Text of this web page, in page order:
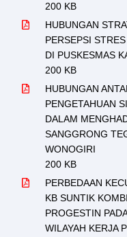
200 KB
HUBUNGAN
PERSEPSI
DI PUSKESMAS
200 KB
HUBUNGAN
PENGETAHUAN
DALAM
SANGGRONG
WONOGIRI
200 KB
PERBEDAAN
KB SUNTIK
PROGESTIN
WILAYAH KERJA